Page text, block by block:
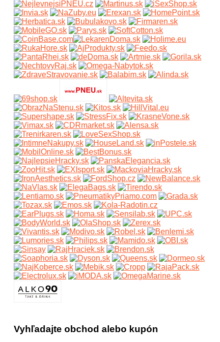
Vyhľadajte obchod alebo kupón